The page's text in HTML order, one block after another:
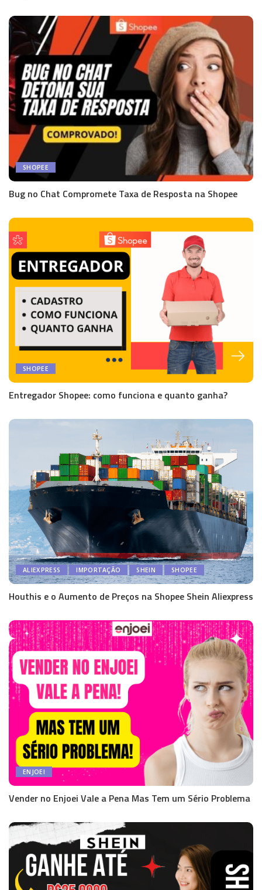
SHOPEE
Bug no Chat Compromete Taxa de Resposta na Shopee
SHOPEE
Entregador Shopee: como funciona e quanto ganha?
ALIEXPRESS IMPORTAÇÃO SHEIN SHOPEE
Houthis e o Aumento de Preços na Shopee Shein Aliexpress
ENJOEI
Vender no Enjoei Vale a Pena Mas Tem um Sério Problema